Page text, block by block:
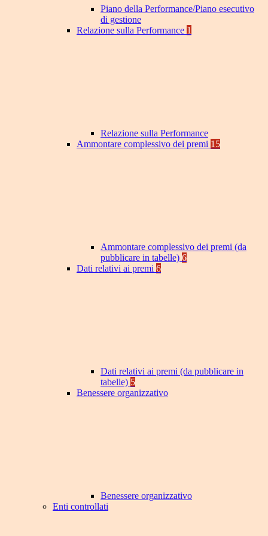
Piano della Performance/Piano esecutivo
di gestione
Relazione sulla Performance 1
Relazione sulla Performance
Ammontare complessivo dei premi 15
Ammontare complessivo dei premi (da
pubblicare in tabelle) 6
Dati relativi ai premi 6
Dati relativi ai premi (da pubblicare in
tabelle) 5
Benessere organizzativo
Benessere organizzativo
Enti controllati